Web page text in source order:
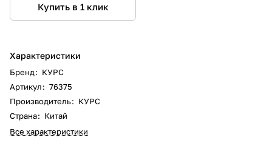
Купить в 1 клик
Характеристики
Бренд: КУРС
Артикул: 76375
Производитель: КУРС
Страна: Китай
Все характеристики